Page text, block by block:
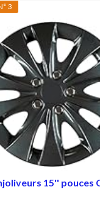
3
15'' pouces